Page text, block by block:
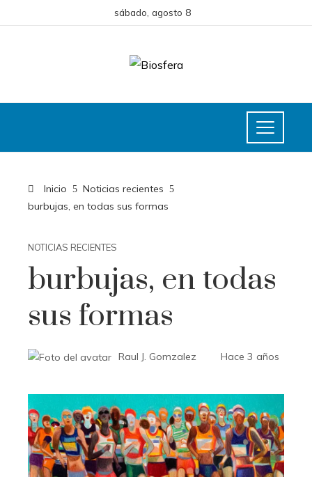
sábado, agosto 8
Inicio
Noticias recientes
burbujas, en todas sus formas
NOTICIAS RECIENTES
burbujas, en todas
sus formas
Raul J. Gomzalez Hace 3 años